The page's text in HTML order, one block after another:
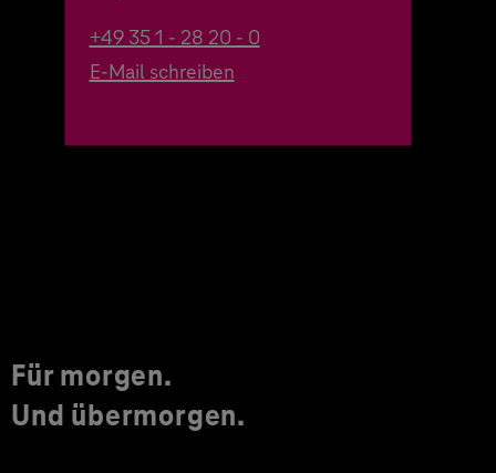
+49 35 1 - 28 20 - 0
E-Mail schreiben
Für morgen.
Und übermorgen.